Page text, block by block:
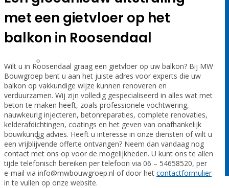
Kelderafdichtingen
Badkamer & wc renovatie
met een gietvloer op het
balkon in Roosendaal
Wilt u in Roosendaal graag een gietvloer op uw balkon? Bij MW
Bouwgroep bent u aan het juiste adres voor experts die uw
balkon op vakkundige wijze kunnen renoveren en
verduurzamen. Wij zijn volledig gespecialiseerd in alles wat met
beton te maken heeft, zoals professionele vochtwering,
nauwkeurig injecteren, betonreparaties, complete renovaties,
kelderafdichtingen, coatings en het geven van onafhankelijk
bouwkundig advies. Heeft u interesse in onze diensten of wilt u
een vrijblijvende offerte ontvangen? Neem dan vandaag nog
contact met ons op voor de mogelijkheden. U kunt ons te allen
tijde telefonisch bereiken per telefoon via 06 – 54658520, per
e-mail via info@mwbouwgroep.nl of door het contactformulier
in te vullen op onze website.